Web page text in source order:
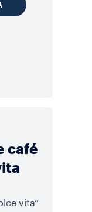
café
vita”